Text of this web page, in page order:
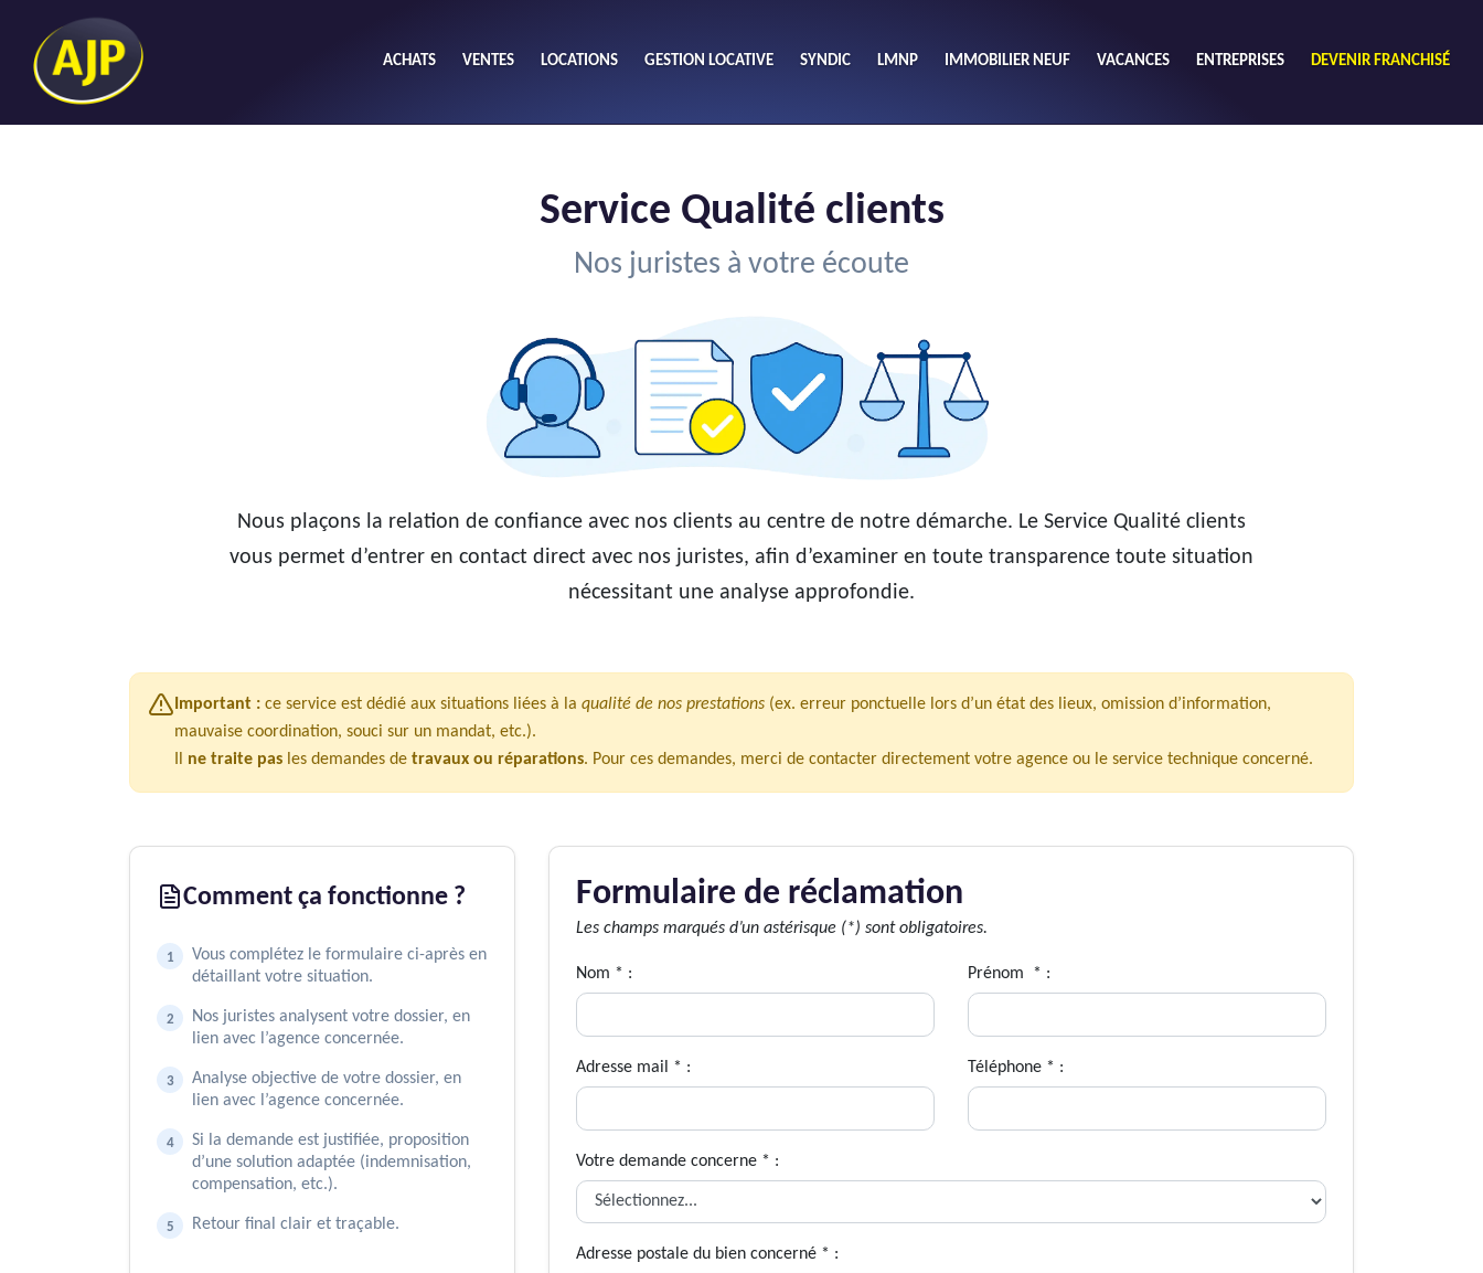
ACHATS VENTES LOCATIONS GESTION LOCATIVE SYNDIC LMNP IMMOBILIER NEUF VACANCES ENTREPRISES DEVENIR FRANCHISÉ
Nombre de chambres mini
Service Qualité clients
Nos juristes à votre écoute
Nous plaçons la relation de confiance avec nos clients au centre de notre démarche. Le Service Qualité clients
vous permet d’entrer en contact direct avec nos juristes, afin d’examiner en toute transparence toute situation
nécessitant une analyse approfondie.
Important : ce service est dédié aux situations liées à la qualité de nos prestations (ex. erreur ponctuelle lors d’un état des lieux, omission d’information,
mauvaise coordination, souci sur un mandat, etc.).
Il ne traite pas les demandes de travaux ou réparations. Pour ces demandes, merci de contacter directement votre agence ou le service technique concerné.
Comment ça fonctionne ?
Vous complétez le formulaire ci-après en
détaillant votre situation.
Nos juristes analysent votre dossier, en
lien avec l’agence concernée.
Analyse objective de votre dossier, en
lien avec l’agence concernée.
Si la demande est justifiée, proposition
d’une solution adaptée (indemnisation,
compensation, etc.).
Retour final clair et traçable.
Formulaire de réclamation
Les champs marqués d’un astérisque (*) sont obligatoires.
Nom * : Prénom * :
Adresse mail * : Téléphone * :
Votre demande concerne * :
Adresse postale du bien concerné * :